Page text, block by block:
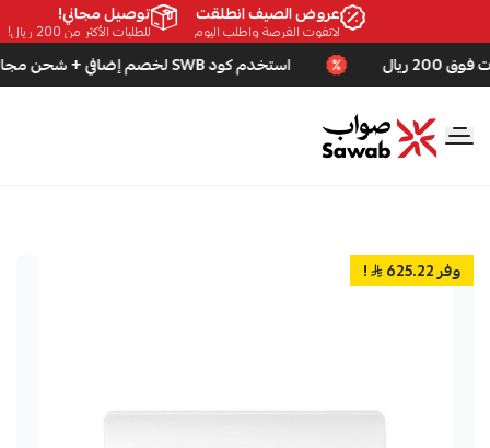
عروض الصيف انطلقت
لاتفوت الفرصة واطلب اليوم
توصيل مجاني!
للطلبات الأكثر من 200 ريال!
استخدم كود SWB لخصم إضافي + شحن مجاني للطلبات فوق 200 ريال
صواب
وفر 625.22 !